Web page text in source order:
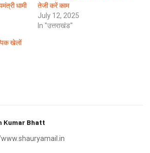
धामी
तेजी करें काम
July 12, 2025
In "उत्तराखंड"
खेलों
Kumar Bhatt